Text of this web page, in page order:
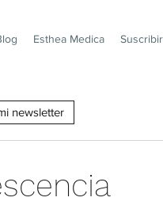
Esthea Medica
newsletter